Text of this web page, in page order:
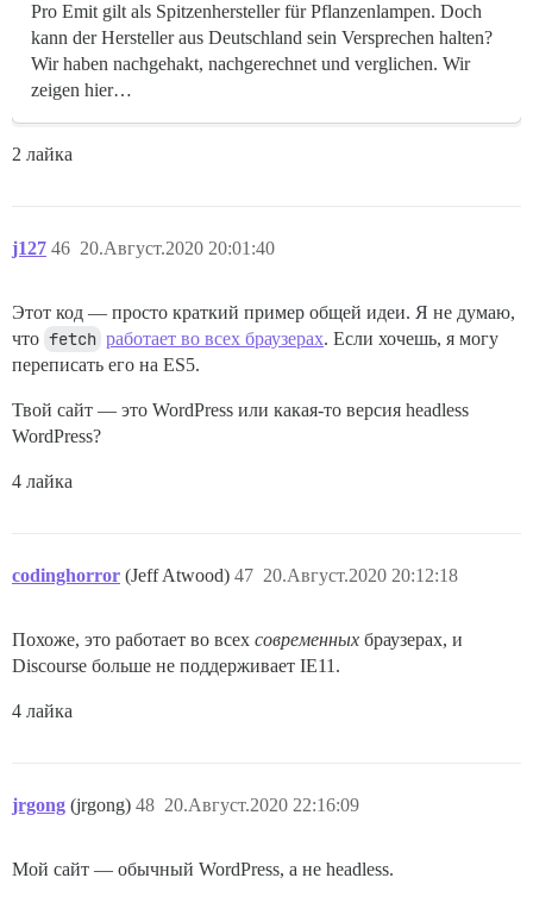
Pro Emit gilt als Spitzenhersteller für Pflanzenlampen. Doch
kann der Hersteller aus Deutschland sein Versprechen halten?
Wir haben nachgehakt, nachgerechnet und verglichen. Wir
zeigen hier…
2 лайка
j127 20.Август.2020 20:01:40
46
Этот код — просто краткий пример общей идеи. Я не думаю,
что fetch работает во всех браузерах. Если хочешь, я могу
переписать его на ES5.
Твой сайт — это WordPress или какая-то версия headless
WordPress?
4 лайка
codinghorror (Jeff Atwood) 20.Август.2020 20:12:18
47
Похоже, это работает во всех современных браузерах, и
Discourse больше не поддерживает IE11.
4 лайка
jrgong (jrgong) 20.Август.2020 22:16:09
48
Мой сайт — обычный WordPress, а не headless.